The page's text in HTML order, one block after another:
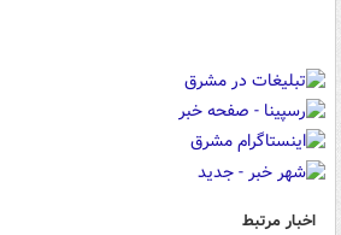
اخبار مرتبط